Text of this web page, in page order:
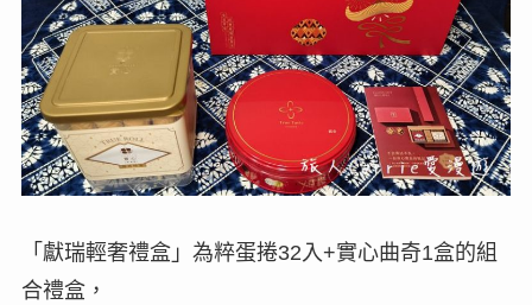
「獻瑞輕奢禮盒」為粹蛋捲32入+實心曲奇1盒的組
合禮盒，